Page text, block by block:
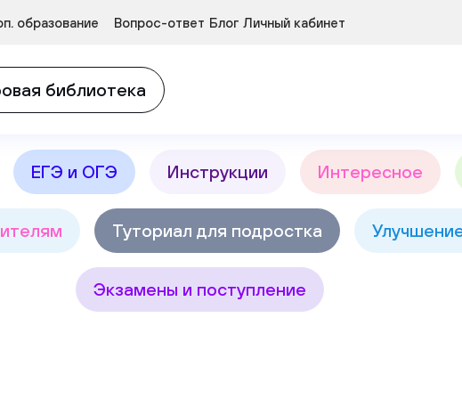
образование
Курсы развития детей 3-5 лет
Вопрос-ответ Блог Личный кабинет
библиотека
ЕГЭ и ОГЭ Инструкции Интересное
Туториал для подростка
Экзамены и поступление